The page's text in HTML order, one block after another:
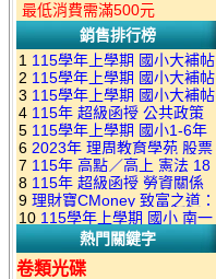
最低消費需滿500元
銷售排行榜
1 115學年上學期 國小大補帖
南一版 國語+數學+社會+生活
+自然 1-6年級 教學光碟DVD
版(3DVD)
2 115學年上學期 國小大補帖
康軒版 國語+數學+社會+生活
+自然 1-6年級 教學光碟DVD
版(3DVD)
3 115學年上學期 國小大補帖
翰林版 國語+數學+社會+生活
+自然 1-6年級 教學光碟DVD
版(3DVD)
4 115年 超級函授 公共政策
22堂課+總複習 張楚老師 含
PDF講義 函授DVD(9DVD)
5 115學年上學期 國小1-6年
級 習作解答(含康軒.南一.翰林
全版本.全科目)合輯版 DVD版
6 2023年 理周教育學苑 股票
當沖煉金術 主講：朱家泓 國
語發音 DVD版
7 115年 高點／高上 憲法 18
堂課 宗台大老師 含PDF講義
函授DVD(8DVD)【適用於律
師司法考試】
8 115年 超級函授 勞資關係
概要 11堂課+總複習 陸川老
師 含PDF講義 函授
DVD(5DVD)
9 理財寶CMoney 致富之道：
上班族飆股攻略班 主講：朱
家泓+林穎 國語發音 DVD版
10 115學年上學期 國小 南一
版 教師手冊(全年級、全領域)
教學光碟DVD版
熱門關鍵字
卷類光碟